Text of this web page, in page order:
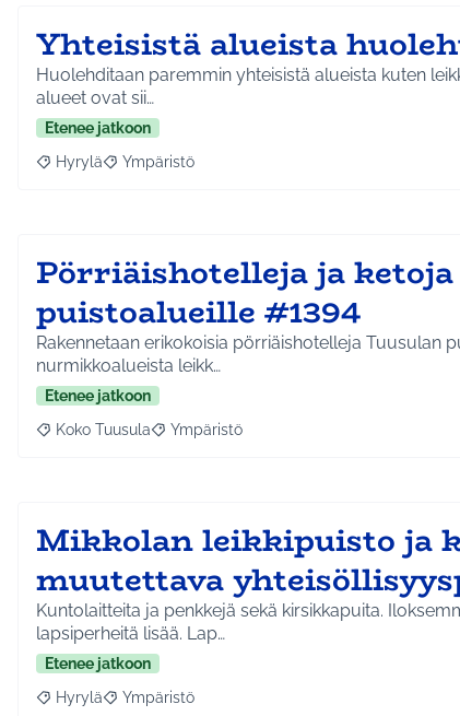
Yhteisistä alueista
Huolehditaan paremmin yhteisistä alueista kuten
alueet ovat sii…
Etenee jatkoon
Rajaa tulokset aihepiirin mukaan: Hyrylä
Hyrylä Rajaa tulokset teeman mukaan: Ympäristö
Ympäristö
Pörriäishotelleja ja
puistoalueille #1394
Rakennetaan erikokoisia pörriäishotelleja Tuusulan
nurmikkoalueista leikk…
Etenee jatkoon
Rajaa tulokset aihepiirin mukaan: Koko Tuusula
Koko Tuusula Rajaa tulokset teeman mukaan: Ympäristö
Ympäristö
Mikkolan leikkipuisto ja
muutettava
Kuntolaitteita ja penkkejä sekä kirsikkapuita.
lapsiperheitä lisää. Lap…
Etenee jatkoon
Rajaa tulokset aihepiirin mukaan: Hyrylä
Hyrylä Rajaa tulokset teeman mukaan: Ympäristö
Ympäristö